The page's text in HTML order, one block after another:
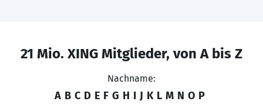
21 Mio. XING Mitglieder, von A bis Z
Nachname:
A B C D E F G H I J K L M N O P